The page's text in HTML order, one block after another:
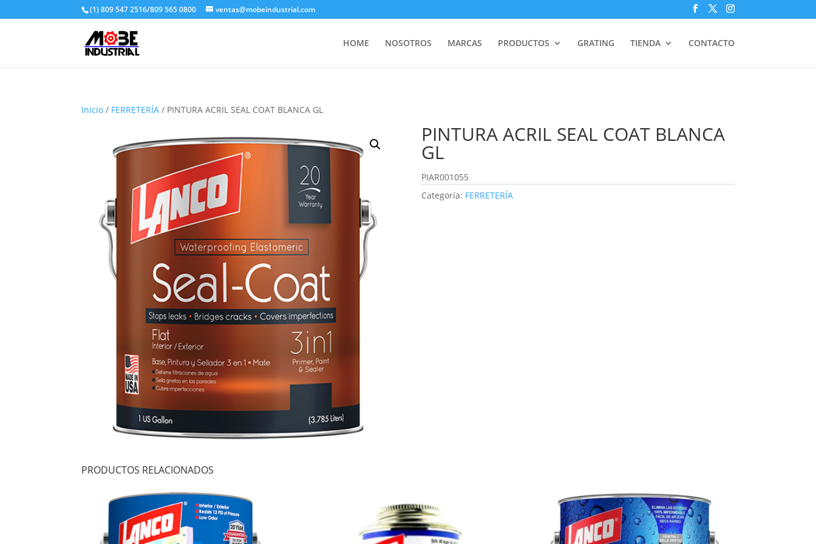
(1) 809 547 2516/809 565 0800 ventas@mobeindustrial.com
HOME NOSOTROS MARCAS PRODUCTOS GRATING TIENDA CONTACTO
Inicio / FERRETERÍA / PINTURA ACRIL SEAL COAT BLANCA GL
PINTURA ACRIL SEAL COAT BLANCA
GL
PIAR001055
Categoría: FERRETERÍA
PRODUCTOS RELACIONADOS